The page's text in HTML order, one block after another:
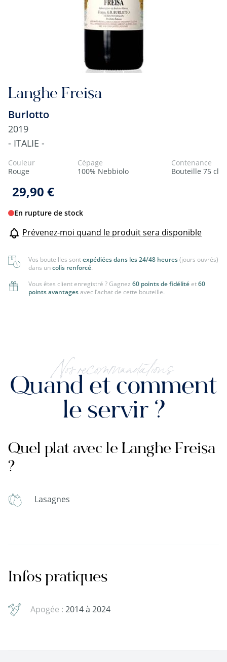
Langhe Freisa
Burlotto
2019
- ITALIE -
Couleur
Rouge
Cépage
100% Nebbiolo
Contenance
Bouteille 75 cl
29,90 €
En rupture de stock
Prévenez-moi quand le produit sera disponible
Vos bouteilles sontexpédiées dans les 24/48 heures(jours ouvrés)
dans uncolis renforcé.
Vous êtes client enregistré ? Gagnez 60 points de fidélité et60
points avantagesavec l’achat de cette bouteille.
Nos recommandations
Quand et comment
le servir ?
Quel plat avec le Langhe Freisa
?
Lasagnes
Infos pratiques
Apogée : 2014 à 2024